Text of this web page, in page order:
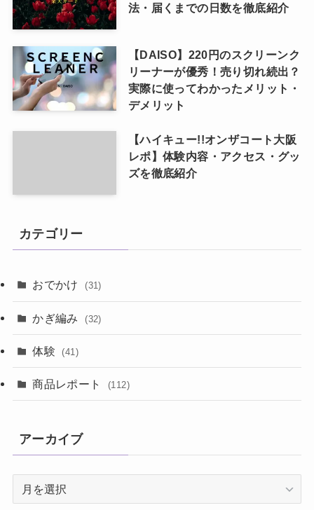
法・届くまでの日数を徹底紹介
【DAISO】220円のスクリーンク
リーナーが優秀！売り切れ続出？
実際に使ってわかったメリット・
デメリット
【ハイキュー!!オンザコート大阪
レポ】体験内容・アクセス・グッ
ズを徹底紹介
カテゴリー
おでかけ (31)
かぎ編み (32)
体験 (41)
商品レポート (112)
アーカイブ